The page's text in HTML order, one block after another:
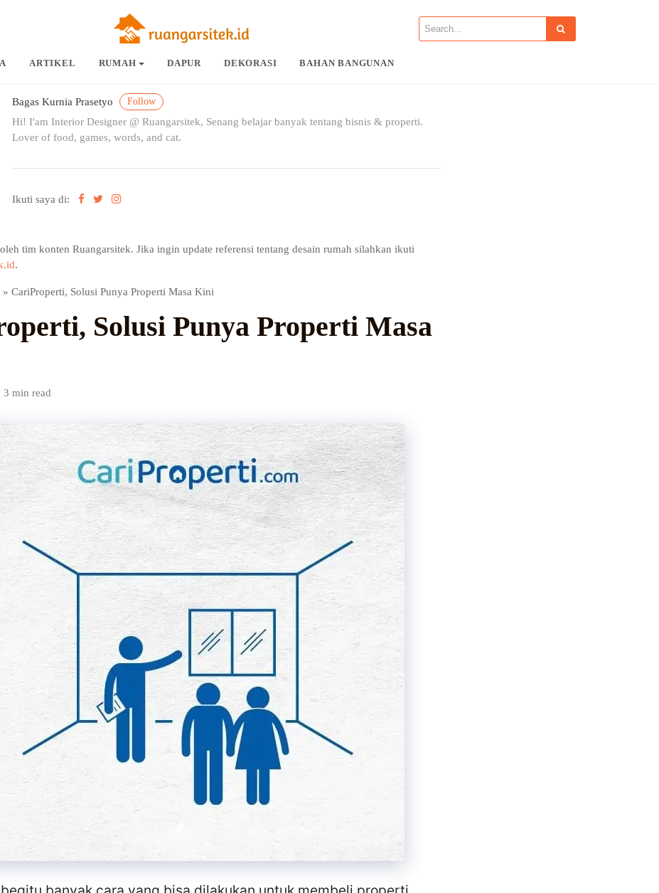
ARTIKEL RUMAH DAPUR DEKORASI BAHAN BANGUNAN
Bagas Kurnia Prasetyo Follow
Hi! I'am Interior Designer @ Ruangarsitek, Senang belajar banyak tentang bisnis & properti.
Lover of food, games, words, and cat.
Ikuti saya di:
tim konten Ruangarsitek. Jika ingin update referensi tentang desain rumah silahkan ikuti
.
» CariProperti, Solusi Punya Properti Masa Kini
Solusi Punya Properti Masa
3 min read